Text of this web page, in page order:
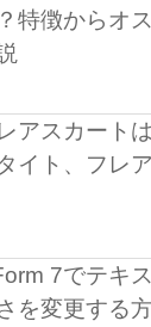
特徴からオ
アスカート
イト、フレ
7でテキ
を変更する